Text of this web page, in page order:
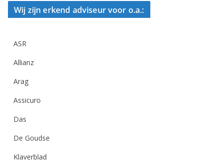
Wij zijn erkend adviseur voor o.a.:
ASR
Allianz
Arag
Assicuro
Das
De Goudse
Klaverblad